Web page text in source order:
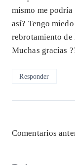
mismo me
así? Tengo
rebrotamiento
Muchas gracias
Responder
Comentarios